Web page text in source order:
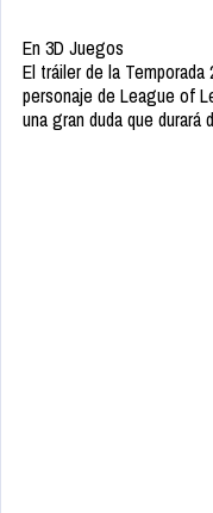
En 3D Juegos
El tráiler de la
personaje de League of
una gran duda que durará